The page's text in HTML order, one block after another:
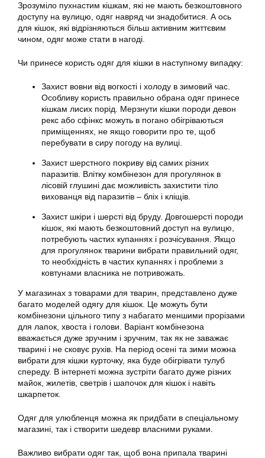
Зрозуміло пухнастим кішкам, які не мають безкоштовного
доступу на вулицю, одяг навряд чи знадобитися. А ось
для кішок, які відрізняються більш активним життєвим
чином, одяг може стати в нагоді.
Чи принесе користь одяг для кішки в наступному випадку:
Захист вовни від вогкості і холоду в зимовий час.
Особливу користь правильно обрана одяг принесе
кішкам лисих порід. Мерзнути кішки породи девон
рекс або сфінкс можуть в погано обігріваються
приміщеннях, не якщо говорити про те, щоб
перебувати в сиру погоду на вулиці.
Захист шерстного покриву від самих різних
паразитів. Влітку комбінезон для прогулянок в
лісовій глушині дає можливість захистити тіло
вихованця від паразитів – бліх і кліщів.
Захист шкіри і шерсті від бруду. Довгошерсті породи
кішок, які мають безкоштовний доступ на вулицю,
потребують частих купаннях і розчісування. Якщо
для прогулянок тварини вибрати правильний одяг,
то необхідність в частих купаннях і проблеми з
ковтунами власника не потривожать.
У магазинах з товарами для тварин, представлено дуже
багато моделей одягу для кішок. Це можуть бути
комбінезони цільного типу з набагато меншими прорізами
для лапок, хвоста і голови. Варіант комбінезона
вважається дуже зручним і зручним, так як не заважає
тварині і не сковує рухів. На період осені та зими можна
вибрати для кішки курточку, яка буде обігрівати тулуб
спереду. В інтернеті можна зустріти багато дуже різних
майок, жилетів, светрів і шапочок для кішок і навіть
шкарпеток.
Одяг для улюбленця можна як придбати в спеціальному
магазині, так і створити шедевр власними руками.
Важливо вибрати одяг так, щоб вона припала тварині